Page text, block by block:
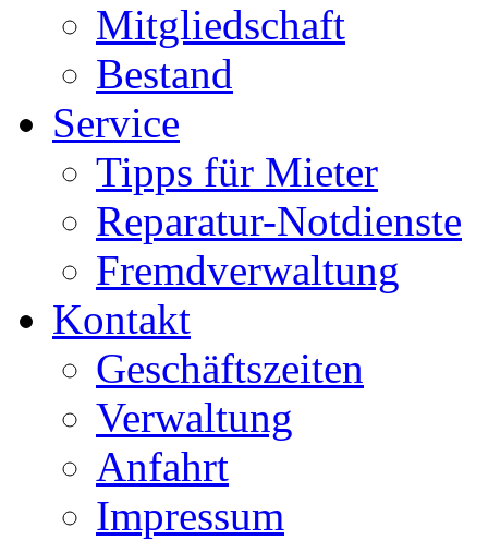
Mitgliedschaft
Bestand
Service
Tipps für Mieter
Reparatur-Notdienste
Fremdverwaltung
Kontakt
Geschäftszeiten
Verwaltung
Anfahrt
Impressum